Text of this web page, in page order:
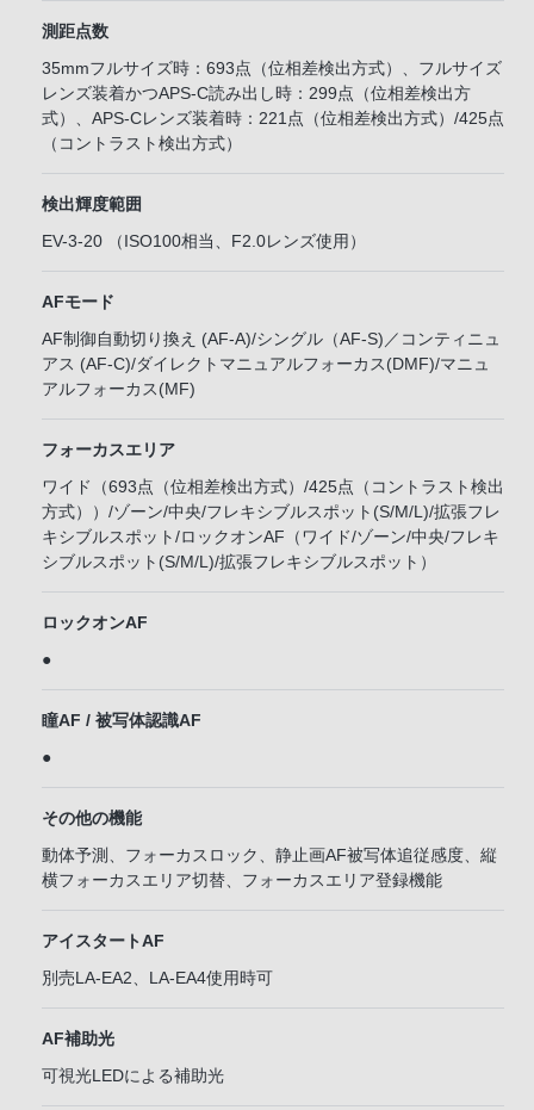
測距点数
35mmフルサイズ時：693点（位相差検出方式）、フルサイズ
レンズ装着かつAPS-C読み出し時：299点（位相差検出方
式）、APS-Cレンズ装着時：221点（位相差検出方式）/425点
（コントラスト検出方式）
検出輝度範囲
EV-3-20 （ISO100相当、F2.0レンズ使用）
AFモード
AF制御自動切り換え (AF-A)/シングル（AF-S)／コンティニュ
アス (AF-C)/ダイレクトマニュアルフォーカス(DMF)/マニュ
アルフォーカス(MF)
フォーカスエリア
ワイド（693点（位相差検出方式）/425点（コントラスト検出
方式））/ゾーン/中央/フレキシブルスポット(S/M/L)/拡張フレ
キシブルスポット/ロックオンAF（ワイド/ゾーン/中央/フレキ
シブルスポット(S/M/L)/拡張フレキシブルスポット）
ロックオンAF
●
瞳AF / 被写体認識AF
●
その他の機能
動体予測、フォーカスロック、静止画AF被写体追従感度、縦
横フォーカスエリア切替、フォーカスエリア登録機能
アイスタートAF
別売LA-EA2、LA-EA4使用時可
AF補助光
可視光LEDによる補助光